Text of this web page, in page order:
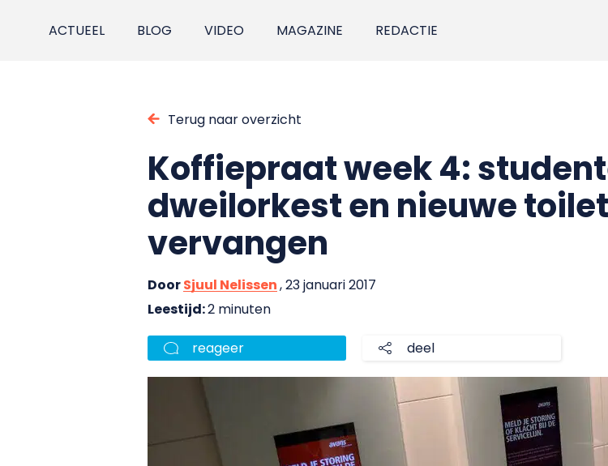
ACTUEEL BLOG VIDEO MAGAZINE REDACTIE
Terug naar overzicht
Koffiepraat week 4:
dweilorkest en nieuwe
vervangen
DoorSjuul Nelissen, 23 januari 2017
Leestijd:2 minuten
reageer deel